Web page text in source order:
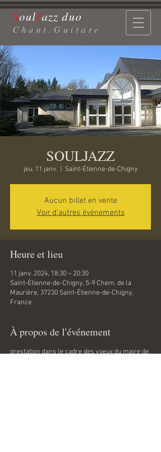
SoulJazz duo
Chant.Guitare
SOULJAZZ
jeu. 11 janv.
  |
Saint-Étienne-de-Chigny
Aucun billet en vente
Voir d'autres événements
Heure et lieu
11 janv. 2024, 18:30 – 20:30
Saint-Étienne-de-Chigny, 5-9 Chem. de la
Maurière, 37230 Saint-Étienne-de-Chigny,
France
À propos de l'événement
prestation dans le cadre des voeux du maire de